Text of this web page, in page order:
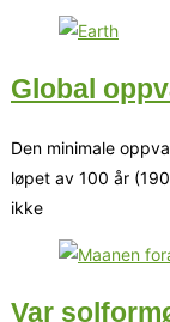
Global
Den minimale
løpet av 100 år
ikke
Var